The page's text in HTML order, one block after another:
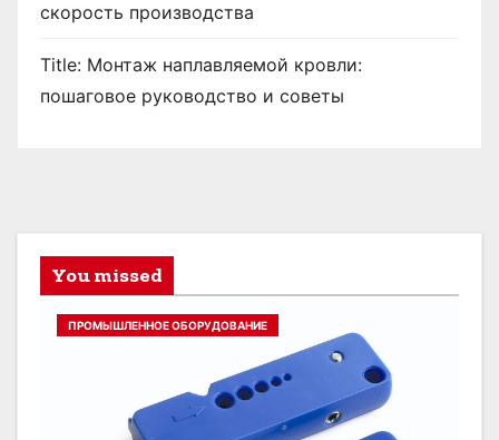
скорость производства
Title: Монтаж наплавляемой кровли:
пошаговое руководство и советы
You missed
ПРОМЫШЛЕННОЕ ОБОРУДОВАНИЕ